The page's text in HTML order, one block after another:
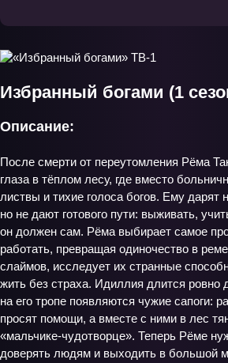
Избранный богами (1
Описание:
После смерти от переутомления Рёма
глаза в тёплом лесу, где вместо
листвы и тихие голоса богов. Ему дарят
но не дают готового пути: выживать,
он должен сам. Рёма выбирает самое
работать, превращая одиночество в
слаймов, исследует их странные
жить без страха. Идиллия длится ровно
на его тропе появляются чужие сапоги:
просят помощи, а вместе с ними в лес
«мальчике‑чудотворце». Теперь Рёме
доверять людям и выходить в большой